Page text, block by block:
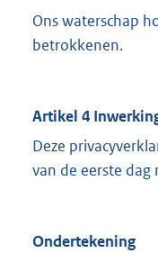
Ons waterschap
betrokkenen.
Artikel 4
Deze
van de eerste
Ondertekening